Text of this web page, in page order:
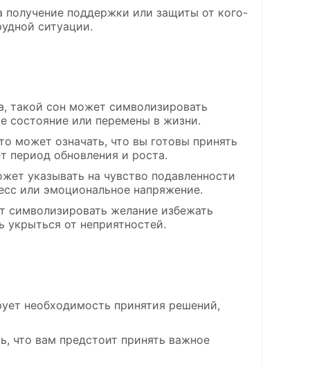
получение поддержки или защиты от кого-
ситуации.
такой сон может символизировать
состояние или перемены в жизни.
может означать, что вы готовы принять
период обновления и роста.
указывать на чувство подавленности
или эмоциональное напряжение.
символизировать желание избежать
от неприятностей.
необходимость принятия решений,
что вам предстоит принять важное